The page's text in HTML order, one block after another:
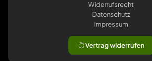
Widerrufsrecht
Datenschutz
Impressum
Vertrag widerrufen